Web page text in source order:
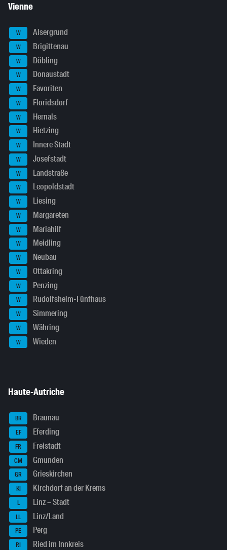
Vienne
W Alsergrund
W Brigittenau
W Döbling
W Donaustadt
W Favoriten
W Floridsdorf
W Hernals
W Hietzing
W Innere Stadt
W Josefstadt
W Landstraße
W Leopoldstadt
W Liesing
W Margareten
W Mariahilf
W Meidling
W Neubau
W Ottakring
W Penzing
W Rudolfsheim-Fünfhaus
W Simmering
W Währing
W Wieden
Haute-Autriche
BR Braunau
EF Eferding
FR Freistadt
GM Gmunden
GR Grieskirchen
KI Kirchdorf an der Krems
L Linz – Stadt
LL Linz/Land
PE Perg
RI Ried im Innkreis